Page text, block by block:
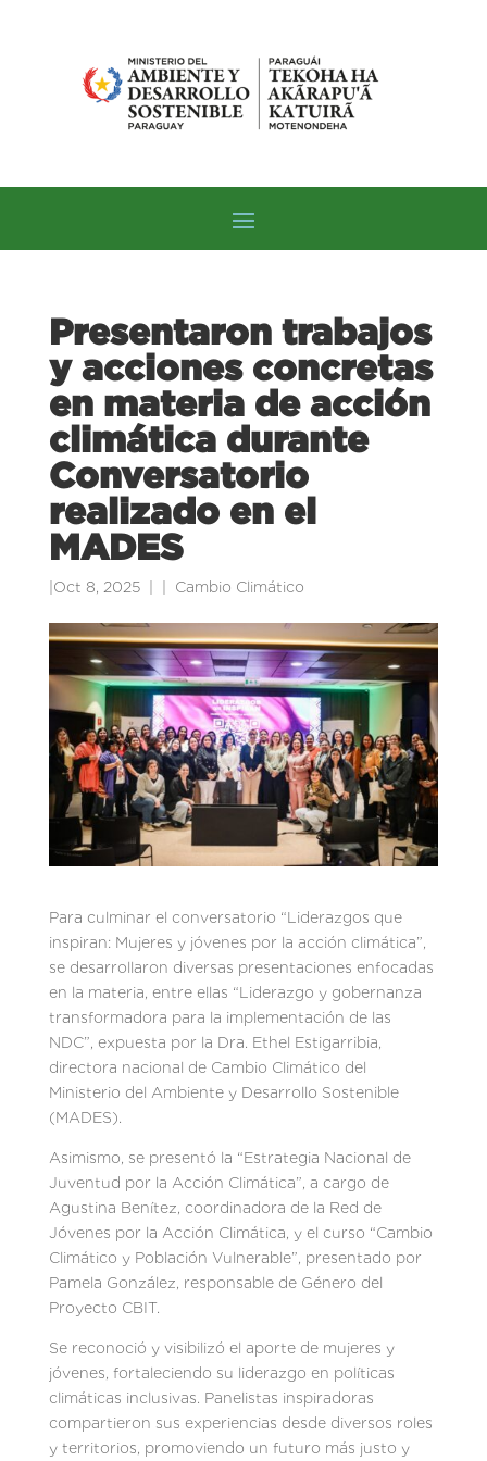
Presentaron trabajos
y acciones concretas
en materia de acción
climática durante
Conversatorio
realizado en el
MADES
Oct 8, 2025 Cambio Climático
Para culminar el conversatorio “Liderazgos que
inspiran: Mujeres y jóvenes por la acción climática”,
se desarrollaron diversas presentaciones enfocadas
en la materia, entre ellas “Liderazgo y gobernanza
transformadora para la implementación de las
NDC”, expuesta por la Dra. Ethel Estigarribia,
directora nacional de Cambio Climático del
Ministerio del Ambiente y Desarrollo Sostenible
(MADES).
Asimismo, se presentó la “Estrategia Nacional de
Juventud por la Acción Climática”, a cargo de
Agustina Benítez, coordinadora de la Red de
Jóvenes por la Acción Climática, y el curso “Cambio
Climático y Población Vulnerable”, presentado por
Pamela González, responsable de Género del
Proyecto CBIT.
Se reconoció y visibilizó el aporte de mujeres y
jóvenes, fortaleciendo su liderazgo en políticas
climáticas inclusivas. Panelistas inspiradoras
compartieron sus experiencias desde diversos roles
y territorios, promoviendo un futuro más justo y